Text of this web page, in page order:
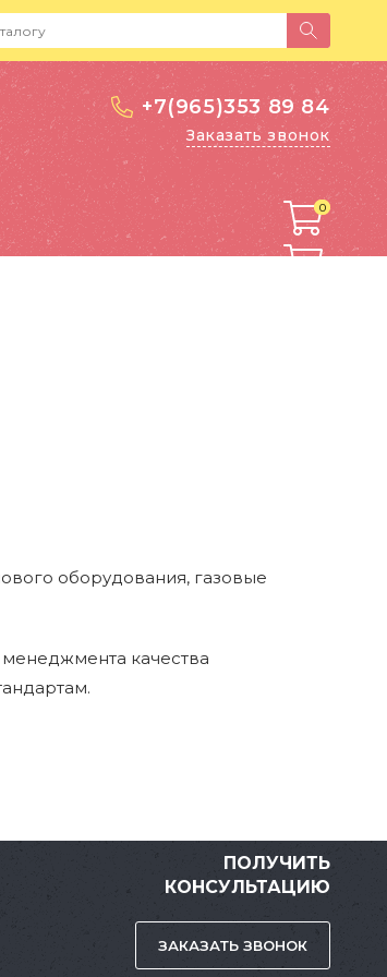
+7(965)353 89 84
Заказать звонок
0
0
оборудования, газовые
качества
ПОЛУЧИТЬ
КОНСУЛЬТАЦИЮ
ЗАКАЗАТЬ ЗВОНОК